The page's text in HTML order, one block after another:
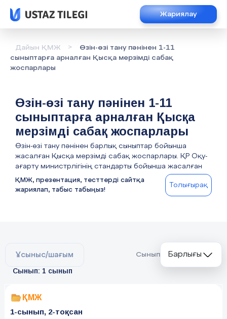
Жариялау
Дайын ҚМЖ >
Өзін-өзі тану пәнінен 1-11
сыныптарға арналған Қысқа мерзімді сабақ
жоспарлары
Өзін-өзі тану пәнінен 1-11
сыныптарға арналған Қысқа
мерзімді сабақ жоспарлары
Өзін-өзі тану пәнінен барлық сыныптар бойынша
жасалған Қысқа мерзімді сабақ жоспарлары. ҚР Оқу-
ағарту министрлігінің стандарты бойынша жасалған
ҚМЖ, презентация, тесттерді сайтқа
жариялап, табыс табыңыз!
Толығырақ
Ұсыныс/шағым Сынып
Барлығы
Сынып: 1 сынып
ҚМЖ
1-сынып, 2-тоқсан